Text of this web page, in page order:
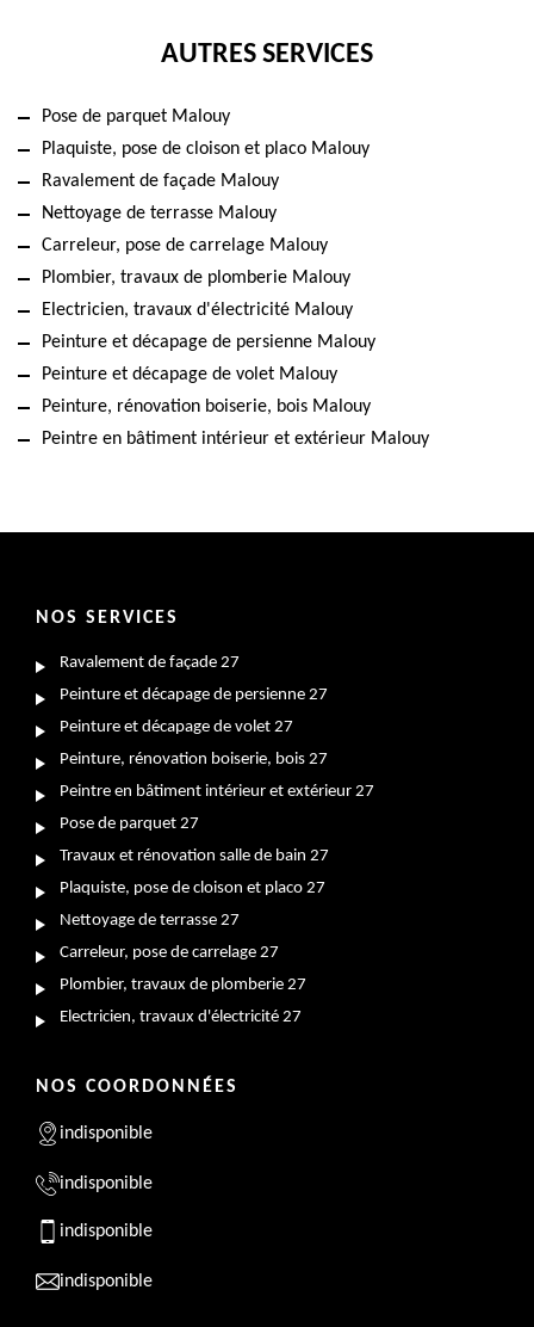
AUTRES SERVICES
Pose de parquet Malouy
Plaquiste, pose de cloison et placo Malouy
Ravalement de façade Malouy
Nettoyage de terrasse Malouy
Carreleur, pose de carrelage Malouy
Plombier, travaux de plomberie Malouy
Electricien, travaux d'électricité Malouy
Peinture et décapage de persienne Malouy
Peinture et décapage de volet Malouy
Peinture, rénovation boiserie, bois Malouy
Peintre en bâtiment intérieur et extérieur Malouy
NOS SERVICES
Ravalement de façade 27
Peinture et décapage de persienne 27
Peinture et décapage de volet 27
Peinture, rénovation boiserie, bois 27
Peintre en bâtiment intérieur et extérieur 27
Pose de parquet 27
Travaux et rénovation salle de bain 27
Plaquiste, pose de cloison et placo 27
Nettoyage de terrasse 27
Carreleur, pose de carrelage 27
Plombier, travaux de plomberie 27
Electricien, travaux d'électricité 27
NOS COORDONNÉES
indisponible
indisponible
indisponible
indisponible